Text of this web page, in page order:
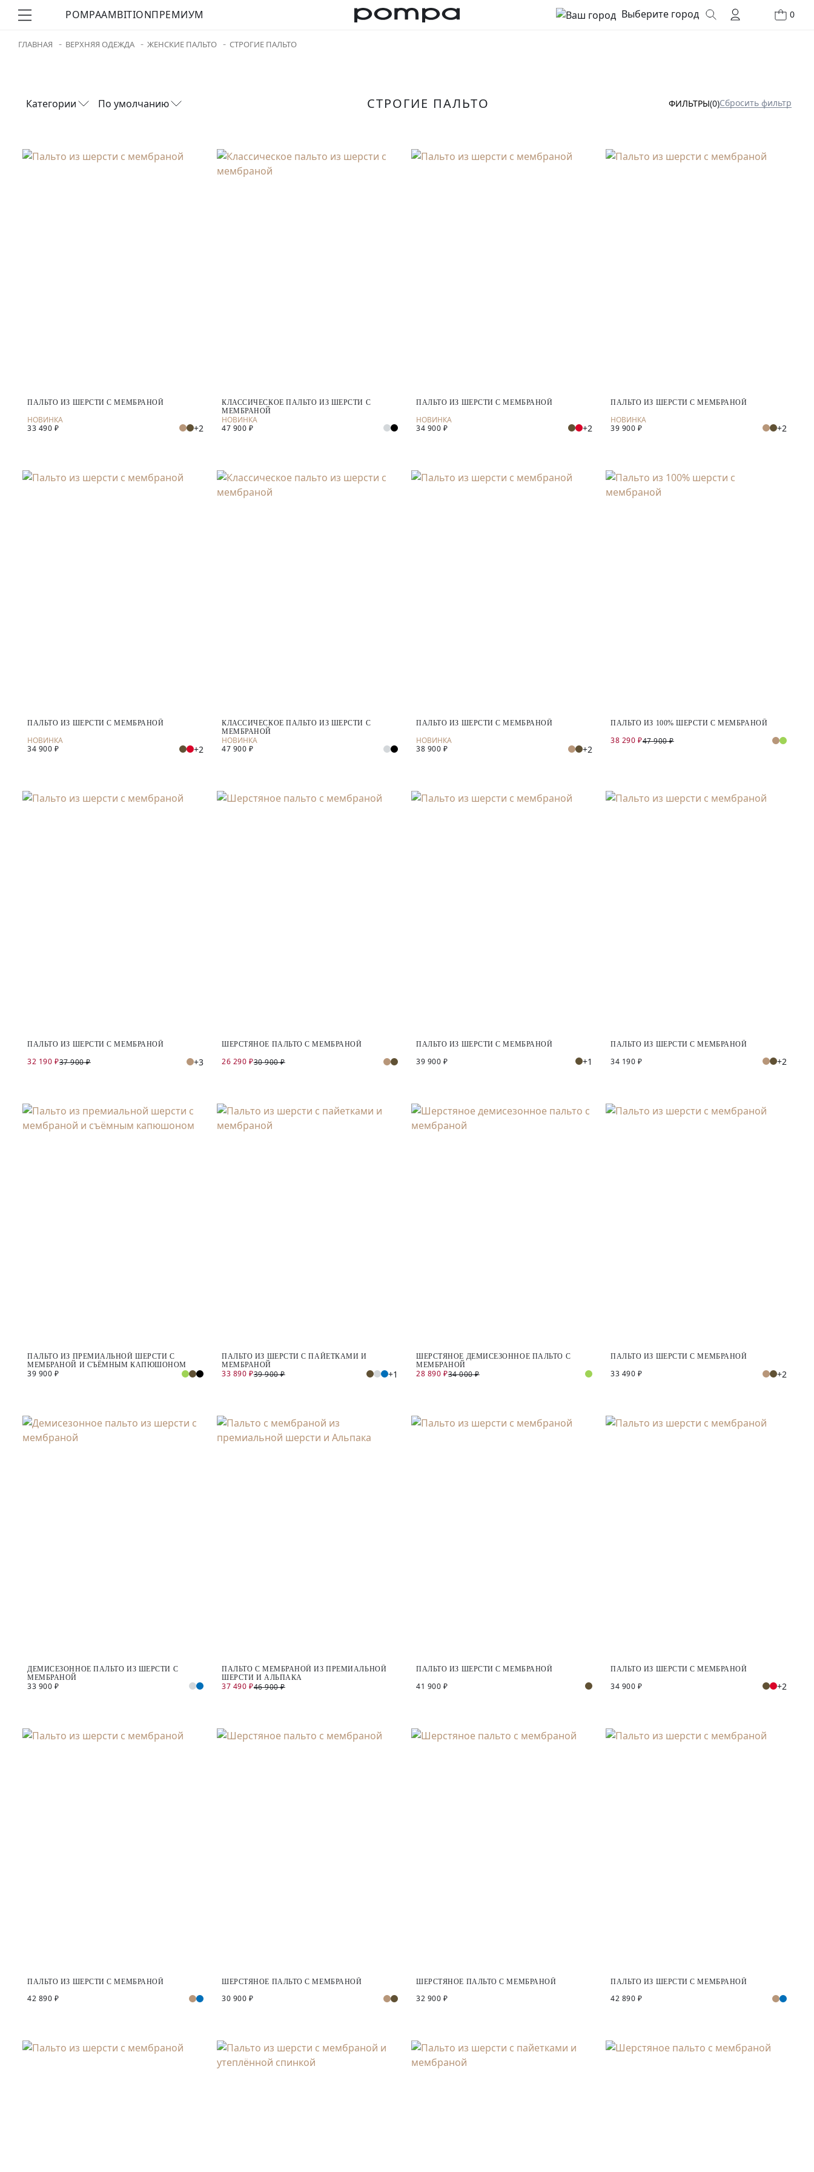
POMPAAMBITIONПРЕМИУМ Выберите город 0
ГЛАВНАЯ ВЕРХНЯЯ ОДЕЖДА ЖЕНСКИЕ ПАЛЬТО СТРОГИЕ ПАЛЬТО
Категории По умолчанию СТРОГИЕ ПАЛЬТО ФИЛЬТРЫ(0)Сбросить фильтр
ПАЛЬТО ИЗ ШЕРСТИ С МЕМБРАНОЙ
33 490 ₽ +2
КЛАССИЧЕСКОЕ ПАЛЬТО ИЗ ШЕРСТИ С
МЕМБРАНОЙ
47 900 ₽
ПАЛЬТО ИЗ ШЕРСТИ С МЕМБРАНОЙ
34 900 ₽ +2
ПАЛЬТО ИЗ ШЕРСТИ С МЕМБРАНОЙ
39 900 ₽ +2
ПАЛЬТО ИЗ ШЕРСТИ С МЕМБРАНОЙ
34 900 ₽ +2
КЛАССИЧЕСКОЕ ПАЛЬТО ИЗ ШЕРСТИ С
МЕМБРАНОЙ
47 900 ₽
ПАЛЬТО ИЗ ШЕРСТИ С МЕМБРАНОЙ
38 900 ₽ +2
ПАЛЬТО ИЗ 100% ШЕРСТИ С МЕМБРАНОЙ
38 290 ₽47 900 ₽
ПАЛЬТО ИЗ ШЕРСТИ С МЕМБРАНОЙ
32 190 ₽37 900 ₽ +3
ШЕРСТЯНОЕ ПАЛЬТО С МЕМБРАНОЙ
26 290 ₽30 900 ₽
ПАЛЬТО ИЗ ШЕРСТИ С МЕМБРАНОЙ
39 900 ₽ +1
ПАЛЬТО ИЗ ШЕРСТИ С МЕМБРАНОЙ
34 190 ₽ +2
ПАЛЬТО ИЗ ПРЕМИАЛЬНОЙ ШЕРСТИ С
МЕМБРАНОЙ И СЪЁМНЫМ КАПЮШОНОМ
39 900 ₽
ПАЛЬТО ИЗ ШЕРСТИ С ПАЙЕТКАМИ И
МЕМБРАНОЙ
33 890 ₽39 900 ₽ +1
ШЕРСТЯНОЕ ДЕМИСЕЗОННОЕ ПАЛЬТО С
МЕМБРАНОЙ
28 890 ₽34 000 ₽
ПАЛЬТО ИЗ ШЕРСТИ С МЕМБРАНОЙ
33 490 ₽ +2
ДЕМИСЕЗОННОЕ ПАЛЬТО ИЗ ШЕРСТИ С
МЕМБРАНОЙ
33 900 ₽
ПАЛЬТО С МЕМБРАНОЙ ИЗ ПРЕМИАЛЬНОЙ
ШЕРСТИ И АЛЬПАКА
37 490 ₽46 900 ₽
ПАЛЬТО ИЗ ШЕРСТИ С МЕМБРАНОЙ
41 900 ₽
ПАЛЬТО ИЗ ШЕРСТИ С МЕМБРАНОЙ
34 900 ₽ +2
ПАЛЬТО ИЗ ШЕРСТИ С МЕМБРАНОЙ
42 890 ₽
ШЕРСТЯНОЕ ПАЛЬТО С МЕМБРАНОЙ
30 900 ₽
ШЕРСТЯНОЕ ПАЛЬТО С МЕМБРАНОЙ
32 900 ₽
ПАЛЬТО ИЗ ШЕРСТИ С МЕМБРАНОЙ
42 890 ₽